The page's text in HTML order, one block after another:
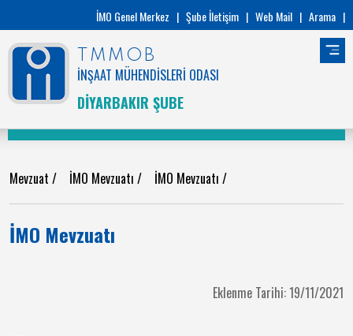
İMO Genel Merkez | Şube İletişim | Web Mail | Arama |
TMMOB
İNŞAAT MÜHENDİSLERİ ODASI
DİYARBAKIR ŞUBE
Mevzuat / İMO Mevzuatı / İMO Mevzuatı /
İMO Mevzuatı
Eklenme Tarihi: 19/11/2021